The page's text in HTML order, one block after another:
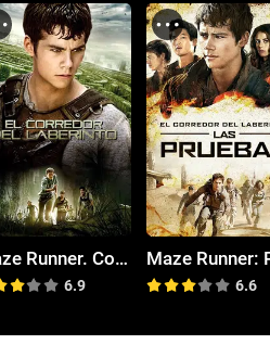
Maze Runner. Correr o morir
6.9 6.6